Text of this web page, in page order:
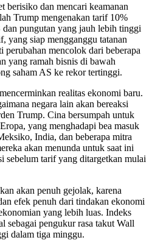
berisiko dan mencari keamanan
Trump mengenakan tarif 10%
dan pungutan yang jauh lebih tinggi
yang siap mengganggu tatanan
perubahan mencolok dari beberapa
yang ramah bisnis di bawah
saham AS ke rekor tertinggi.
realitas ekonomi baru.
negara lain akan bereaksi
Trump. Cina bersumpah untuk
yang menghadapi bea masuk
India, dan beberapa mitra
akan menunda untuk saat ini
sebelum tarif yang ditargetkan mulai
akan penuh gejolak, karena
efek penuh dari tindakan ekonomi
yang lebih luas. Indeks
sebagai pengukur rasa takut Wall
dalam tiga minggu.